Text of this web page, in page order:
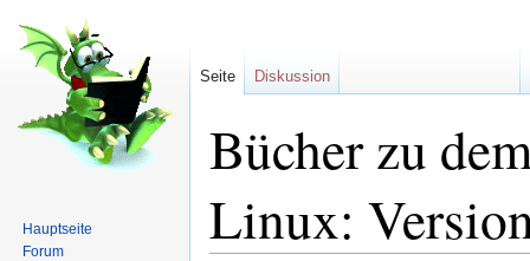
Bücher zu
Linux:
Seite Diskussion
Hauptseite
Forum